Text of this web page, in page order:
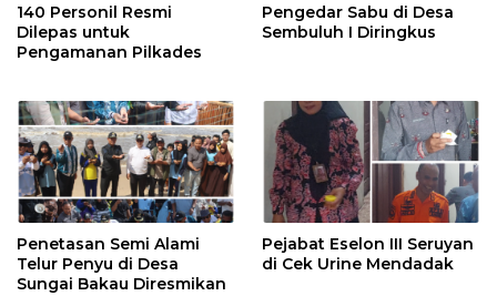
140 Personil Resmi
Dilepas untuk
Pengamanan Pilkades
Pengedar Sabu di Desa
Sembuluh I Diringkus
Penetasan Semi Alami
Telur Penyu di Desa
Sungai Bakau Diresmikan
Pejabat Eselon III Seruyan
di Cek Urine Mendadak